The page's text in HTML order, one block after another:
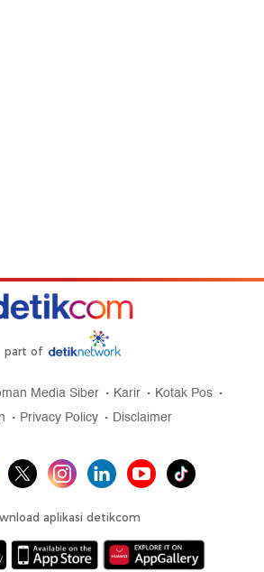
part of
Media Siber Karir
Kotak Pos
Privacy Policy Disclaimer
aplikasi detikcom